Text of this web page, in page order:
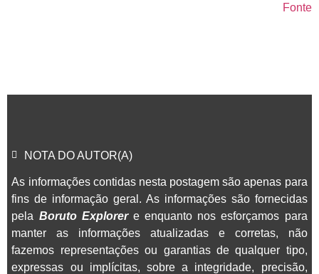
Fonte
NOTA DO AUTOR(A)
As informações contidas nesta postagem são apenas para
fins de informação geral. As informações são fornecidas
pela Boruto Explorere enquanto nos esforçamos para
manter as informações atualizadas e corretas, não
fazemos representações ou garantias de qualquer tipo,
expressas ou implícitas, sobre a integridade, precisão,